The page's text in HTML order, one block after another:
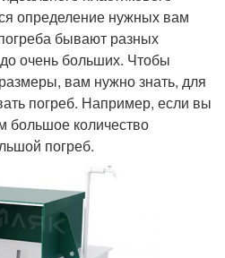
определение нужных вам
бывают разных
очень больших. Чтобы
вам нужно знать, для
погреб. Например, если вы
большое количество
погреб.